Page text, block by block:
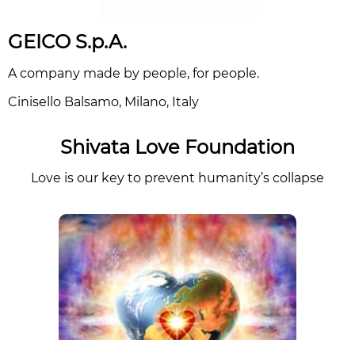
GEICO S.p.A.
A company made by people, for people.
Cinisello Balsamo, Milano, Italy
Shivata Love Foundation
Love is our key to prevent humanity’s collapse